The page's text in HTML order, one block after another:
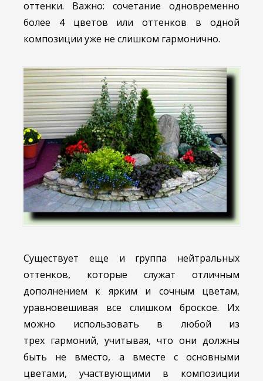
оттенки. Важно: сочетание одновременно
более 4 цветов или оттенков в одной
композиции уже не слишком гармонично.
Существует еще и группа нейтральных
оттенков, которые служат отличным
дополнением к ярким и сочным цветам,
уравновешивая все слишком броское. Их
можно использовать в любой из
трех гармоний, учитывая, что они должны
быть не вместо, а вместе с основными
цветами, участвующими в композиции